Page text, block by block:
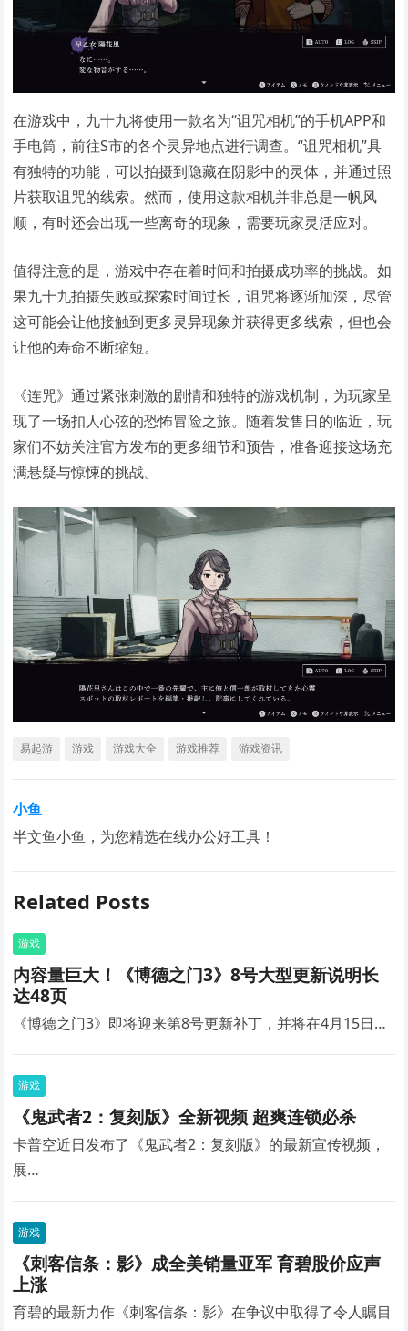
在游戏中，九十九将使用一款名为“诅咒相机”的手机APP和
手电筒，前往S市的各个灵异地点进行调查。“诅咒相机”具
有独特的功能，可以拍摄到隐藏在阴影中的灵体，并通过照
片获取诅咒的线索。然而，使用这款相机并非总是一帆风
顺，有时还会出现一些离奇的现象，需要玩家灵活应对。
值得注意的是，游戏中存在着时间和拍摄成功率的挑战。如
果九十九拍摄失败或探索时间过长，诅咒将逐渐加深，尽管
这可能会让他接触到更多灵异现象并获得更多线索，但也会
让他的寿命不断缩短。
《连咒》通过紧张刺激的剧情和独特的游戏机制，为玩家呈
现了一场扣人心弦的恐怖冒险之旅。随着发售日的临近，玩
家们不妨关注官方发布的更多细节和预告，准备迎接这场充
满悬疑与惊悚的挑战。
易起游 游戏 游戏大全 游戏推荐 游戏资讯
小鱼
半文鱼小鱼，为您精选在线办公好工具！
Related Posts
游戏
内容量巨大！《博德之门3》8号大型更新说明长
达48页
《博德之门3》即将迎来第8号更新补丁，并将在4月15日…
游戏
《鬼武者2：复刻版》全新视频 超爽连锁必杀
卡普空近日发布了《鬼武者2：复刻版》的最新宣传视频，
展…
游戏
《刺客信条：影》成全美销量亚军 育碧股价应声
上涨
育碧的最新力作《刺客信条：影》在争议中取得了令人瞩目